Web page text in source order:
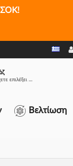
ΣΟΚ!
Δεν έχετε επιλέξει αμάξι.
Βελτίωση